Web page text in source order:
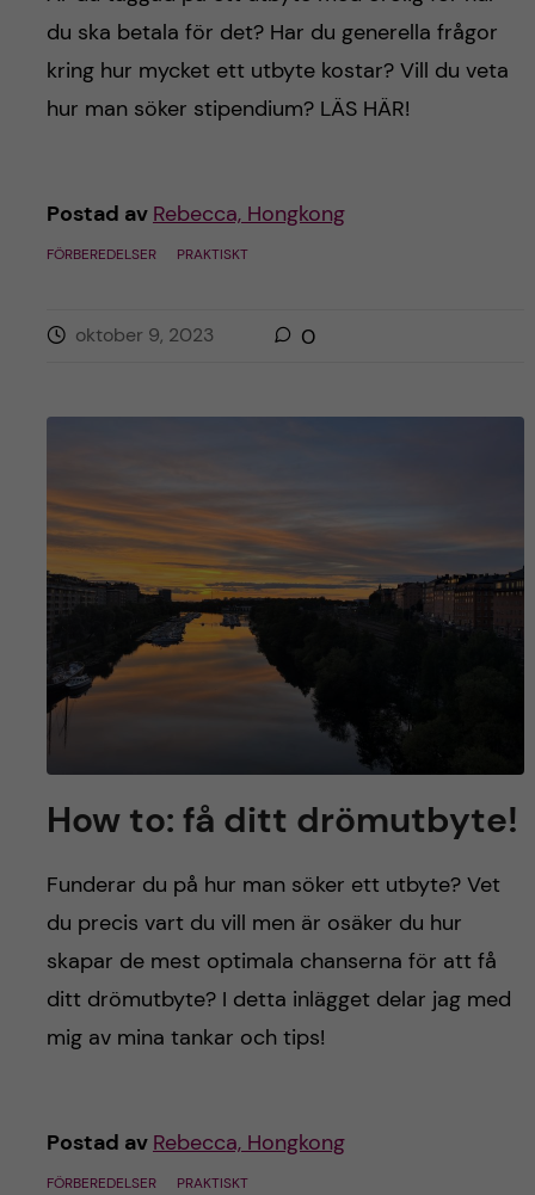
du ska betala för det? Har du generella frågor
kring hur mycket ett utbyte kostar? Vill du veta
hur man söker stipendium? LÄS HÄR!
Postad av Rebecca, Hongkong
FÖRBEREDELSER PRAKTISKT
oktober 9, 2023 0
How to: få ditt drömutbyte!
Funderar du på hur man söker ett utbyte? Vet
du precis vart du vill men är osäker du hur
skapar de mest optimala chanserna för att få
ditt drömutbyte? I detta inlägget delar jag med
mig av mina tankar och tips!
Postad av Rebecca, Hongkong
FÖRBEREDELSER PRAKTISKT